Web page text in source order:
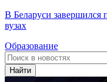
В Беларуси завершился
вузах
Образование
Найти